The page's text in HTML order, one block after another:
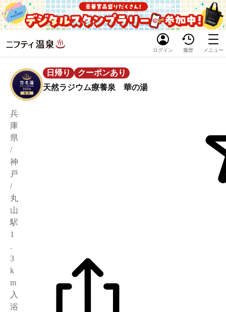
ログイン 履歴 メニュー
日帰り
クーポンあり
天然ラジウム療養泉 華の湯
兵
庫
県
/
神
戸
/
丸
山
駅
1
.
3
k
m
入
浴